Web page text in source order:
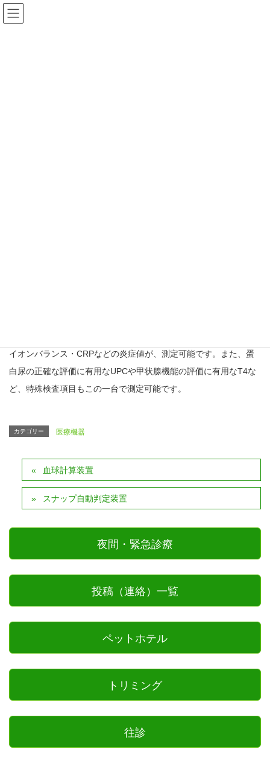
イオンバランス・CRPなどの炎症値が、測定可能です。また、蛋
白尿の正確な評価に有用なUPCや甲状腺機能の評価に有用なT4な
ど、特殊検査項目もこの一台で測定可能です。
カテゴリー 医療機器
血球計算装置
スナップ自動判定装置
夜間・緊急診療
投稿（連絡）一覧
ペットホテル
トリミング
往診